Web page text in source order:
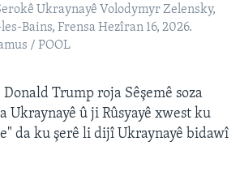
Ukraynayê Volodymyr Zelensky,
Bains, Frensa Hezîran 16, 2026.
/ POOL
Trump roja Sêşemê soza
Ukraynayê û ji Rûsyayê xwest ku
da ku şerê li dijî Ukraynayê bidawî